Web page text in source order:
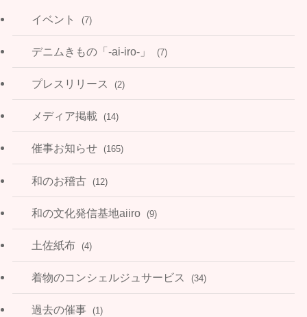
イベント (7)
デニムきもの「-ai-iro-」 (7)
プレスリリース (2)
メディア掲載 (14)
催事お知らせ (165)
和のお稽古 (12)
和の文化発信基地aiiro (9)
土佐紙布 (4)
着物のコンシェルジュサービス (34)
過去の催事 (1)